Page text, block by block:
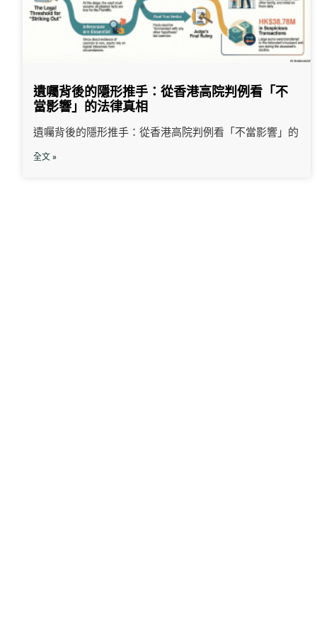
遺囑背後的隱形推手：從香港高院判例看「不
當影響」的法律真相
遺囑背後的隱形推手：從香港高院判例看「不當影響」的
全文 »